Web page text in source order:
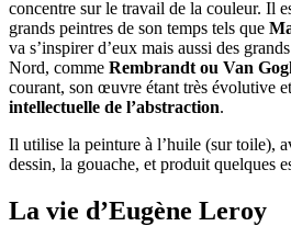
concentre sur le travail de la couleur. Il
grands peintres de son temps tels que
va s’inspirer d’eux mais aussi des
Nord, comme Rembrandt ou Van
courant, son œuvre étant très évolutive
intellectuelle de l’abstraction.
Il utilise la peinture à l’huile (sur toile),
dessin, la gouache, et produit quelques
La vie d’Eugène Leroy